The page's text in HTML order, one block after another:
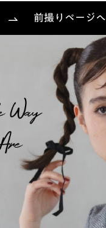
前撮りページへ